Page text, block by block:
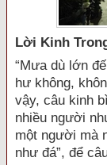
Lời Kinh
“Mưa dù lớn
hư không,
vậy, câu kinh
nhiều người
một người mà
như đá”, để